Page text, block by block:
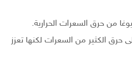
حرق الكثير من السعرات لكنها تعزز